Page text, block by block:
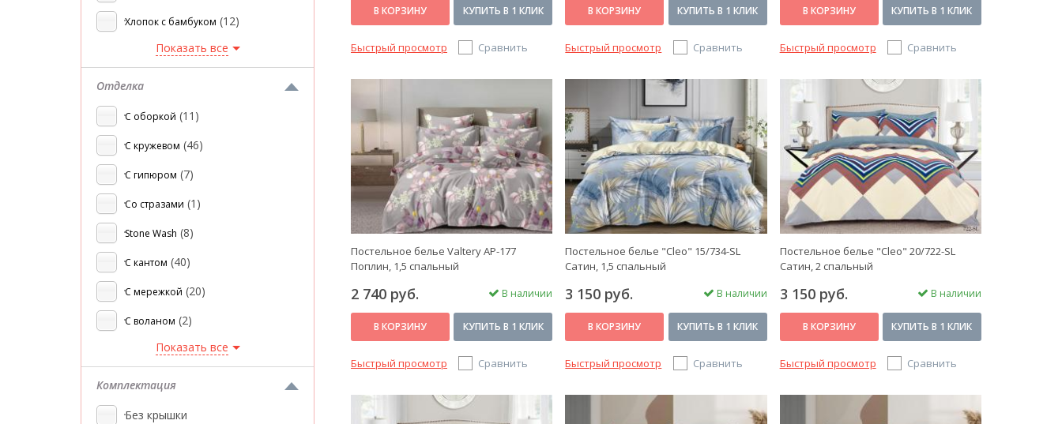
Хлопок с бамбуком (12)
Показать все
Отделка
С оборкой (11)
С кружевом (46)
С гипюром (7)
Со стразами (1)
Stone Wash (8)
С кантом (40)
С мережкой (20)
С воланом (2)
Показать все
Комплектация
Без крышки
В КОРЗИНУ КУПИТЬ В 1 КЛИК
Быстрый просмотр Сравнить
В КОРЗИНУ КУПИТЬ В 1 КЛИК
Быстрый просмотр Сравнить
В КОРЗИНУ КУПИТЬ В 1 КЛИК
Быстрый просмотр Сравнить
Постельное белье Valtery AP-177
Поплин, 1,5 спальный
2 740 руб. В наличии
В КОРЗИНУ КУПИТЬ В 1 КЛИК
Быстрый просмотр Сравнить
Постельное белье "Cleo" 15/734-SL
Сатин, 1,5 спальный
3 150 руб. В наличии
В КОРЗИНУ КУПИТЬ В 1 КЛИК
Быстрый просмотр Сравнить
Постельное белье "Cleo" 20/722-SL
Сатин, 2 спальный
3 150 руб. В наличии
В КОРЗИНУ КУПИТЬ В 1 КЛИК
Быстрый просмотр Сравнить